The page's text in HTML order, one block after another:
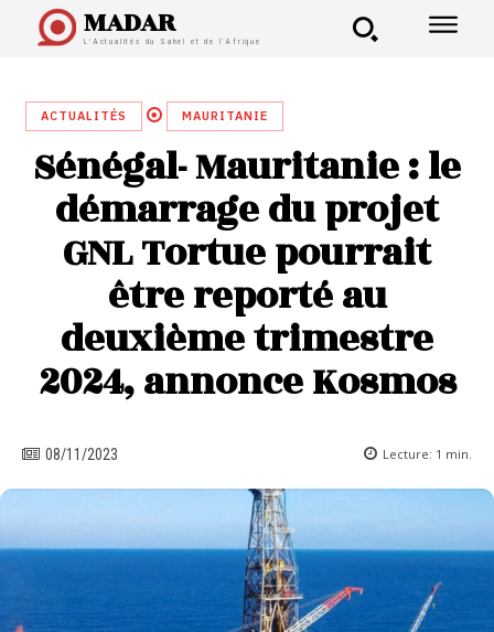
MADAR
L'Actualités du Sahel et de l'Afrique
ACTUALITÉS MAURITANIE
Sénégal- Mauritanie : le
démarrage du projet
GNL Tortue pourrait
être reporté au
deuxième trimestre
2024, annonce Kosmos
08/11/2023 Lecture: 1 min.